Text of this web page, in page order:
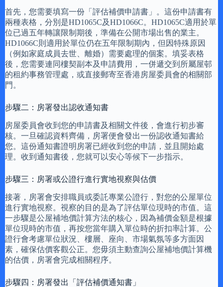
首先，您需要填寫一份「評估補價申請書」。這份申請書有
兩種表格，分別是HD1065C及HD1066C。HD1065C適用於單
位已過五年轉讓限制期後，準備在公開市場出售的業主。
HD1066C則適用於單位仍在五年限制期內，但因特殊原因
（例如家庭成員去世、離婚）需要處理的個案。填妥表格
後，您需要連同樓契副本及申請費用，一併遞交到所屬屋邨
的租約事務管理處，或直接郵寄至香港房屋委員會的相關部
門。
步驟二：房署發出認收通知書
房屋委員會收到您的申請書及相關文件後，會進行初步審
核。一旦確認資料齊備，房署便會發出一份認收通知書給
您。這份通知書證明房署已經收到您的申請，並且開始處
理。收到通知書後，您就可以安心等候下一步指示。
步驟三：房署或公證行進行實地視察與估價
接著，房署會安排職員或委託專業公證行，對您的公屋單位
進行實地視察。視察的目的是為了評估單位現時的市值。這
一步驟是公屋補地價計算方法的核心，因為補價金額是根據
單位現時的市值，再按您當年購入單位時的折扣率計算。公
證行會考慮單位狀況、樓層、座向、市場氣氛等多方面因
素，確保估價客觀公正。您毋須主動查詢公屋補地價計算機
的估價，房署會完成相關程序。
步驟四：房署發出「評估補價通知書」